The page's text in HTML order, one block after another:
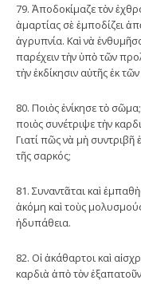
79. Ἀποδοκίμαζε τὸν
ἁμαρτίας σὲ ἐμποδίζει
ἀγρυπνία. Καὶ νὰ
παρέχειν τὴν ὑπὸ τῶν
τὴν ἐκδίκησιν αὐτῆς ἐκ
80. Ποιὸς ἐνίκησε τὸ
ποιὸς συνέτριψε τὴν
Γιατί πῶς νὰ μὴ
τῆς σαρκός;
81. Συναντᾶται καὶ
ἀκόμη καὶ τοὺς
ἡδυπάθεια.
82. Οἱ ἀκάθαρτοι καὶ
καρδιὰ ἀπὸ τὸν